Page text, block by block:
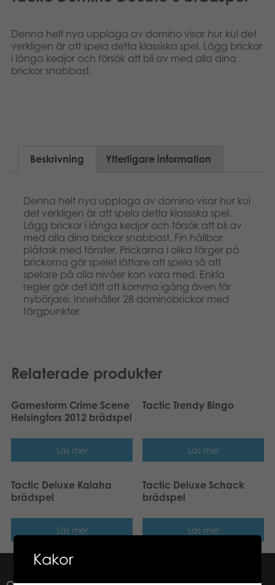
Arkiverade produkter
Applikationer
Dansk
Nederlands
Denna helt nya upplaga av domino visar hur kul det
verkligen är att spela detta klassiska spel. Lägg brickor
i långa kedjor och försök att bli av med alla dina
brickor snabbast.
Beskrivning Ytterligare information
Denna helt nya upplaga av domino visar hur kul
det verkligen är att spela detta klassiska spel.
Lägg brickor i långa kedjor och försök att bli av
med alla dina brickor snabbast. Fin hållbar
plåtask med fönster. Prickarna i olika färger på
brickorna gör spelet lättare att spela så att
spelare på alla nivåer kan vara med. Enkla
regler gör det lätt att komma igång även för
nybörjare. Innehåller 28 dominobrickor med
färgpunkter.
Relaterade produkter
Gamestorm Crime Scene
Helsingfors 2012 brädspel
Läs mer
Tactic Trendy Bingo
Läs mer
Tactic Deluxe Kalaha
brädspel
Läs mer
Tactic Deluxe Schack
brädspel
Läs mer
Kakor